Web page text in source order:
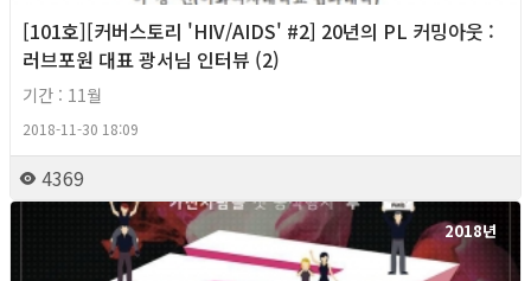
[101호][커버스토리 'HIV/AIDS' #2] 20년의 PL 커밍아웃 :
러브포원 대표 광서님 인터뷰 (2)
기간 : 11월
2018-11-30 18:09
4369
2018년